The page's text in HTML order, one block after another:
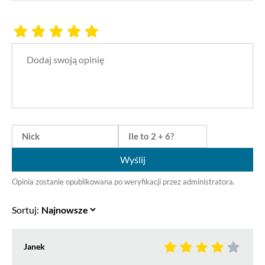
Wyślij
Opinia zostanie opublikowana po weryfikacji przez administratora.
Sortuj:
Janek